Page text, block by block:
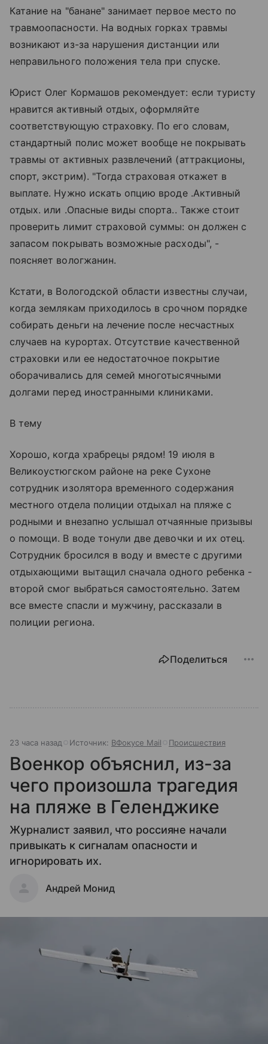
Катание на "банане" занимает первое место по
травмоопасности. На водных горках травмы
возникают из-за нарушения дистанции или
неправильного положения тела при спуске.
Юрист Олег Кормашов рекомендует: если туристу
нравится активный отдых, оформляйте
соответствующую страховку. По его словам,
стандартный полис может вообще не покрывать
травмы от активных развлечений (аттракционы,
спорт, экстрим). "Тогда страховая откажет в
выплате. Нужно искать опцию вроде .Активный
отдых. или .Опасные виды спорта.. Также стоит
проверить лимит страховой суммы: он должен с
запасом покрывать возможные расходы", -
поясняет вологжанин.
Кстати, в Вологодской области известны случаи,
когда землякам приходилось в срочном порядке
собирать деньги на лечение после несчастных
случаев на курортах. Отсутствие качественной
страховки или ее недостаточное покрытие
оборачивались для семей многотысячными
долгами перед иностранными клиниками.
В тему
Хорошо, когда храбрецы рядом! 19 июля в
Великоустюгском районе на реке Сухоне
сотрудник изолятора временного содержания
местного отдела полиции отдыхал на пляже с
родными и внезапно услышал отчаянные призывы
о помощи. В воде тонули две девочки и их отец.
Сотрудник бросился в воду и вместе с другими
отдыхающими вытащил сначала одного ребенка -
второй смог выбраться самостоятельно. Затем
все вместе спасли и мужчину, рассказали в
полиции региона.
Поделиться
23 часа назад Источник: ВФокусе Mail Происшествия
Военкор объяснил, из-за
чего произошла трагедия
на пляже в Геленджике
Журналист заявил, что россияне начали
привыкать к сигналам опасности и
игнорировать их.
Андрей Монид